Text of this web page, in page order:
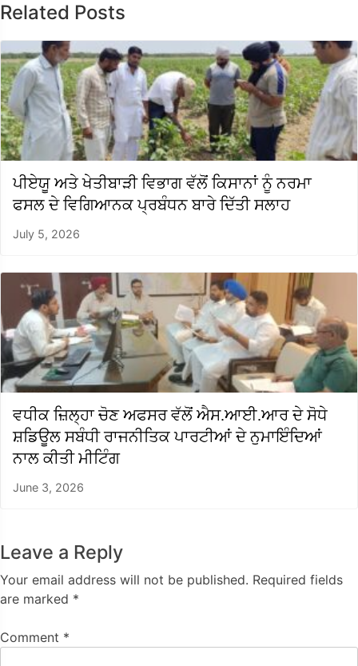
Related Posts
ਪੀਏਯੂ ਅਤੇ ਖੇਤੀਬਾੜੀ ਵਿਭਾਗ ਵੱਲੋਂ ਕਿਸਾਨਾਂ ਨੂੰ ਨਰਮਾ
ਫਸਲ ਦੇ ਵਿਗਿਆਨਕ ਪ੍ਰਬੰਧਨ ਬਾਰੇ ਦਿੱਤੀ ਸਲਾਹ
July 5, 2026
ਵਧੀਕ ਜ਼ਿਲ੍ਹਾ ਚੋਣ ਅਫਸਰ ਵੱਲੋਂ ਐਸ.ਆਈ.ਆਰ ਦੇ ਸੋਧੇ
ਸ਼ਡਿਊਲ ਸਬੰਧੀ ਰਾਜਨੀਤਿਕ ਪਾਰਟੀਆਂ ਦੇ ਨੁਮਾਇੰਦਿਆਂ
ਨਾਲ ਕੀਤੀ ਮੀਟਿੰਗ
June 3, 2026
Leave a Reply
Your email address will not be published. Required fields
are marked *
Comment *